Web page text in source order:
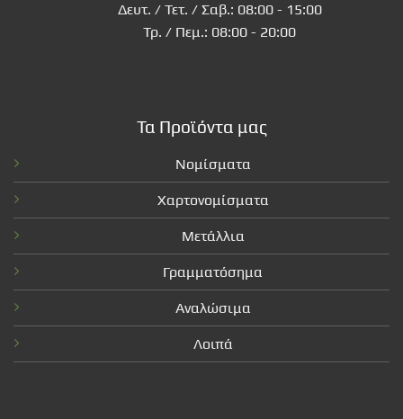
Δευτ. / Τετ. / Σαβ.: 08:00 - 15:00
Τρ. / Πεμ.: 08:00 - 20:00
Τα Προϊόντα μας
Νομίσματα
Χαρτονομίσματα
Μετάλλια
Γραμματόσημα
Αναλώσιμα
Λοιπά